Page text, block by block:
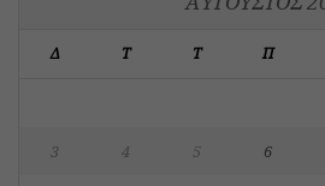
Δ Τ Τ Π
3 4 5 6